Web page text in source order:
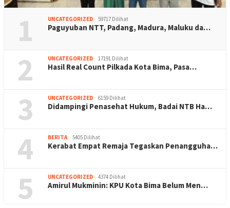
1 UNCATEGORIZED 59717 Dilihat
Paguyuban NTT, Padang, Madura, Maluku da…
2 UNCATEGORIZED 17191 Dilihat
Hasil Real Count Pilkada Kota Bima, Pasa…
3 UNCATEGORIZED 6159 Dilihat
Didampingi Penasehat Hukum, Badai NTB Ha…
4 BERITA 5405 Dilihat
Kerabat Empat Remaja Tegaskan Penangguha…
5 UNCATEGORIZED 4374 Dilihat
Amirul Mukminin: KPU Kota Bima Belum Men…